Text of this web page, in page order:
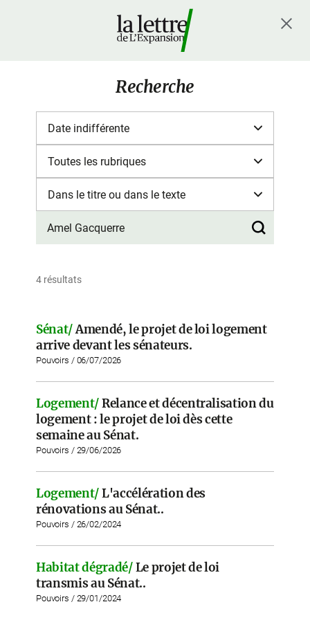
Recherche
4 résultats
Sénat/Amendé, le projet de loi logement
arrive devant les sénateurs.
Pouvoirs / 06/07/2026
Logement/Relance et décentralisation du
logement : le projet de loi dès cette
semaine au Sénat.
Pouvoirs / 29/06/2026
Logement/L'accélération des
rénovations au Sénat..
Pouvoirs / 26/02/2024
Habitat dégradé/ Le projet de loi
transmis au Sénat..
Pouvoirs / 29/01/2024